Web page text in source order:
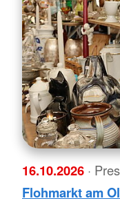
16.10.2026 ·
Flohmarkt am